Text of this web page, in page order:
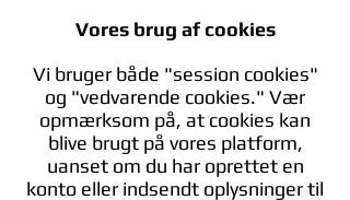
Vores brug af cookies
Vi bruger både "session cookies"
og "vedvarende cookies." Vær
opmærksom på, at cookies kan
blive brugt på vores platform,
uanset om du har oprettet en
konto eller indsendt oplysninger til